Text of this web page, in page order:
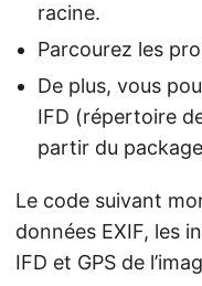
racine.
Parcourez les
De plus, vous
IFD (répertoire
partir du
Le code suivant
données EXIF, les
IFD et GPS de